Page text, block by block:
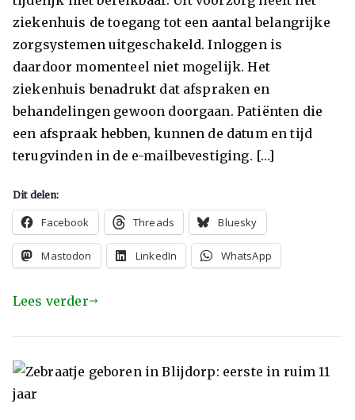
ziekenhuis de toegang tot een aantal belangrijke
zorgsystemen uitgeschakeld. Inloggen is
daardoor momenteel niet mogelijk. Het
ziekenhuis benadrukt dat afspraken en
behandelingen gewoon doorgaan. Patiënten die
een afspraak hebben, kunnen de datum en tijd
terugvinden in de e-mailbevestiging. […]
Dit delen:
Facebook Threads Bluesky
Mastodon LinkedIn WhatsApp
Lees verder